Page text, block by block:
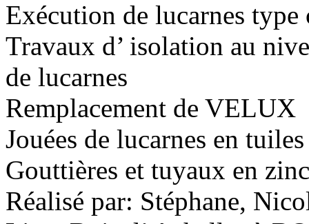
Exécution de lucarnes type
Travaux d’ isolation au
de lucarnes
Remplacement de VELUX
Jouées de lucarnes en
Gouttières et tuyaux en
Réalisé par: Stéphane,